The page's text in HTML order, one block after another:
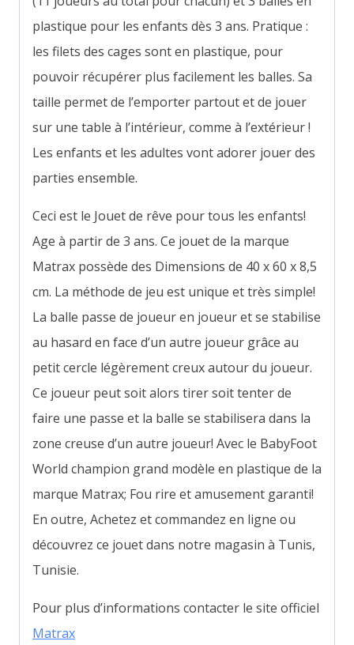
plastique pour les enfants dès 3 ans. Pratique :
les filets des cages sont en plastique, pour
pouvoir récupérer plus facilement les balles. Sa
taille permet de l’emporter partout et de jouer
sur une table à l’intérieur, comme à l’extérieur !
Les enfants et les adultes vont adorer jouer des
parties ensemble.
Ceci est le Jouet de rêve pour tous les enfants!
Age à partir de 3 ans. Ce jouet de la marque
Matrax possède des Dimensions de 40 x 60 x 8,5
cm. La méthode de jeu est unique et très simple!
La balle passe de joueur en joueur et se stabilise
au hasard en face d’un autre joueur grâce au
petit cercle légèrement creux autour du joueur.
Ce joueur peut soit alors tirer soit tenter de
faire une passe et la balle se stabilisera dans la
zone creuse d’un autre joueur! Avec le BabyFoot
World champion grand modèle en plastique de la
marque Matrax; Fou rire et amusement garanti!
En outre, Achetez et commandez en ligne ou
découvrez ce jouet dans notre magasin à Tunis,
Tunisie.
Pour plus d’informations contacter le site officiel
Matrax